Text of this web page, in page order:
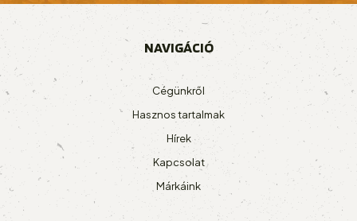
NAVIGÁCIÓ
Cégünkről
Hasznos tartalmak
Hírek
Kapcsolat
Márkáink